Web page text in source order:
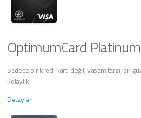
OptimumCard Platinum
Sadece bir kredi kartı değil, yaşam tarzı, bir
kolaylık.
Detaylar